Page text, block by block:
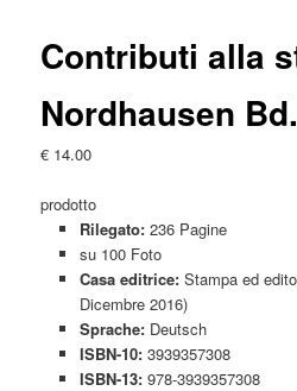
Contributi alla
Nordhausen
€ 14.00
prodotto
Rilegato:236 Pagine
su 100 Foto
Casa editrice:Stampa ed
Dicembre 2016)
Sprache:Deutsch
ISBN-10:3939357308
ISBN-13:978-3939357308